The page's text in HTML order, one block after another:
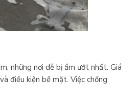
những nơi dễ bị ẩm ướt nhất. Giá
điều kiện bề mặt. Việc chống